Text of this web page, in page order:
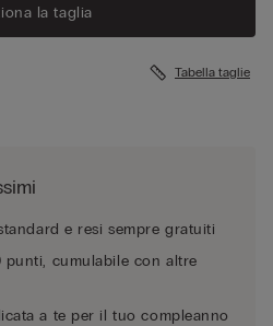
la taglia
Tabella taglie
e resi sempre gratuiti
cumulabile con altre
a te per il tuo compleanno